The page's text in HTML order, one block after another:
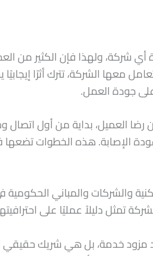
شركة، ولهذا فإن الكثير من
معها الشركة، تترك أثرًا
جودة العمل.
العميل، بداية من أول اتصال
عودة الإصابة. هذه
والشركات والمباني
تمثل دليلاً عمليًا على
مزود خدمة، بل هي شريك